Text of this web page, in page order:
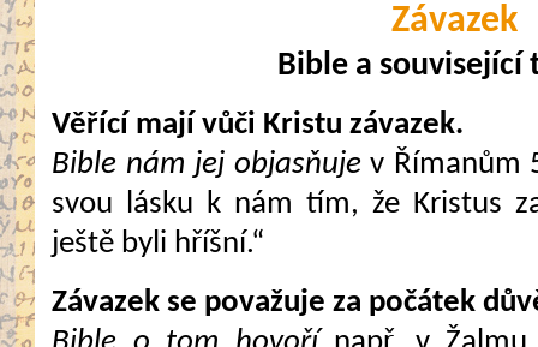
Závazek
Bible a související
Věřící mají vůči Kristu závazek.
Bible nám jej objasňuje v Římanům
svou lásku k nám tím, že Kristus
ještě byli hříšní.“
Závazek se považuje za počátek